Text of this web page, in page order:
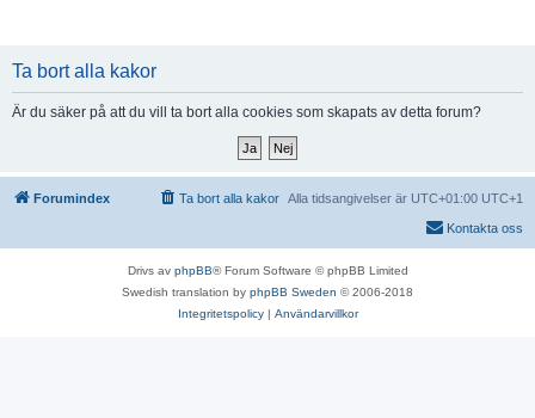
Ta bort alla kakor
Är du säker på att du vill ta bort alla cookies som skapats av detta forum?
Forumindex Alla tidsangivelser är UTC+01:00 UTC+1
Ta bort alla kakor
Kontakta oss
Drivs av phpBB® Forum Software © phpBB Limited
Swedish translation by phpBB Sweden © 2006-2018
Integritetspolicy| Användarvillkor